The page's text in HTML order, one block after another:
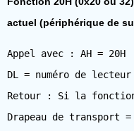
actuel (périphérique de
Appel avec : AH = 20H
DL = numéro de lecteur
Retour : Si la
Drapeau de transport